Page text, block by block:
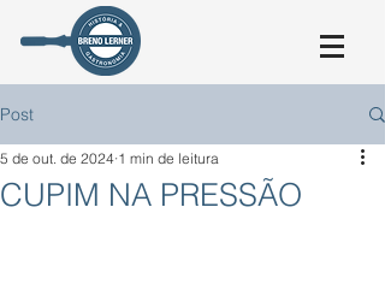
Post
CUPIM NA PRESSÃO
5 de out. de 2024 1 min de leitura